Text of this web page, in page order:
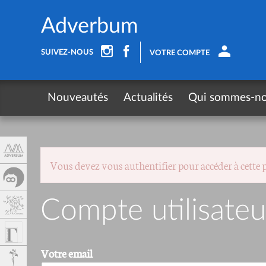
Vous devez vous authentifier pour accéder à cette
Compte
Votre email
Adverbum
SUIVEZ-NOUS VOTRE COMPTE
Nouveautés Actualités Qui sommes-